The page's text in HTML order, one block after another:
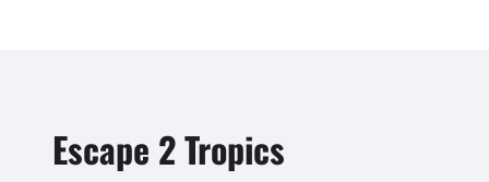
Escape 2 Tropics